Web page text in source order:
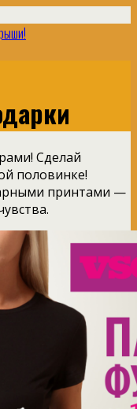
Сделай
половинке!
принтами —